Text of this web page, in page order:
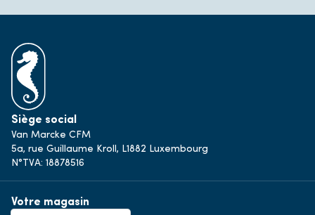
Siège social
Van Marcke CFM
5a, rue Guillaume Kroll, L1882 Luxembourg
N°TVA: 18878516
Votre magasin